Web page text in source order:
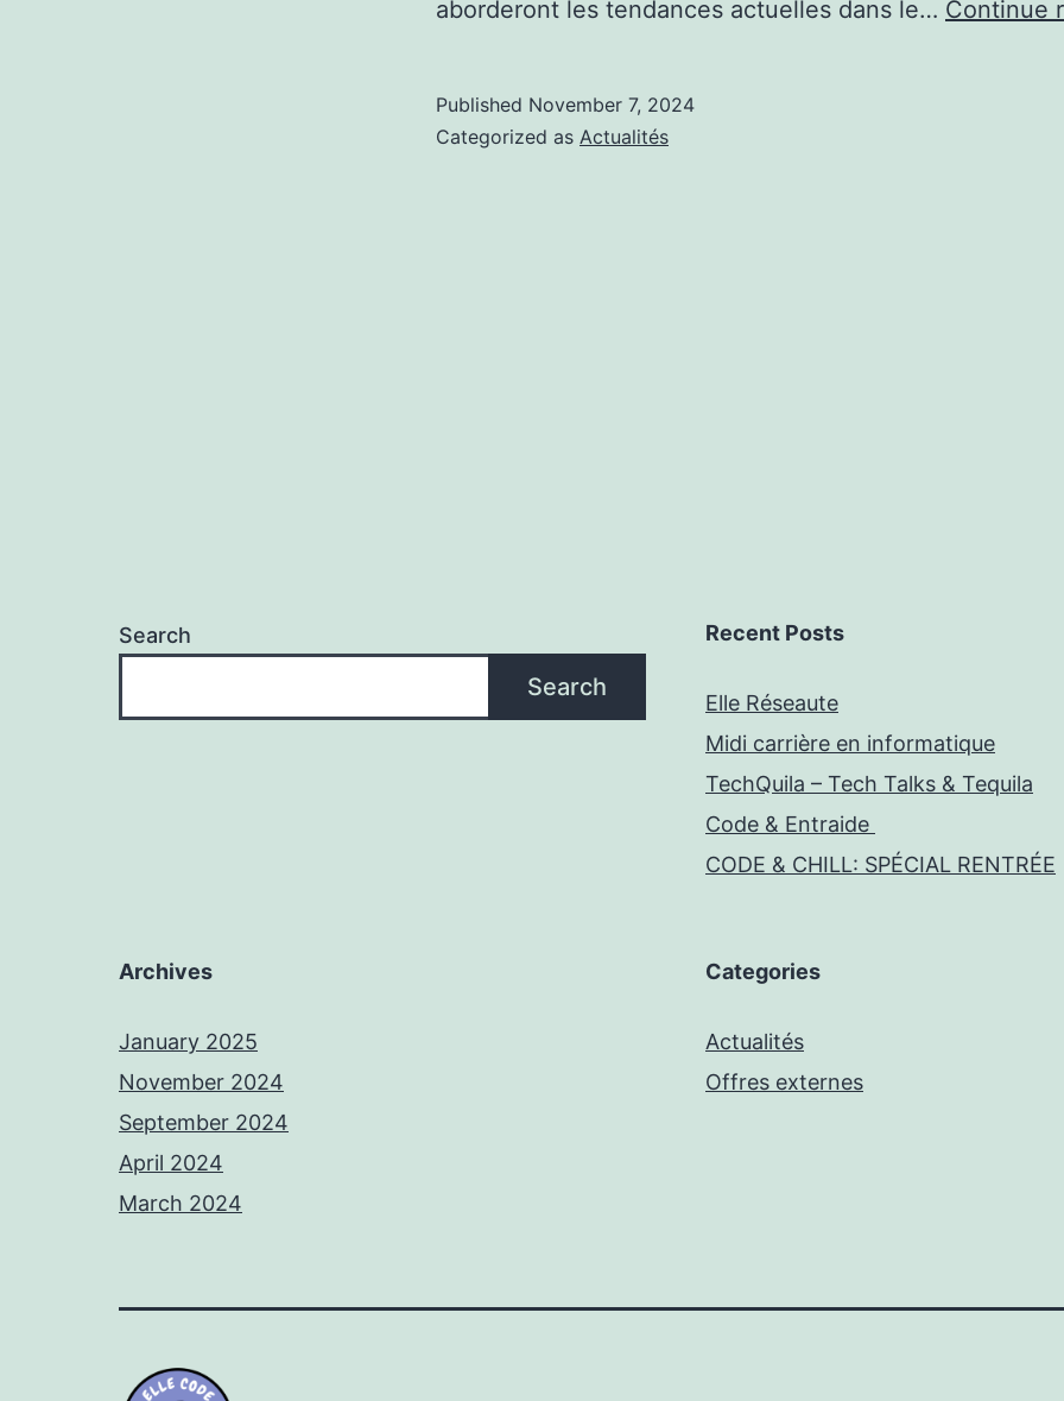
aborderont les tendances actuelles dans le… Continue
Published November 7, 2024
Categorized as Actualités
Search
Search
Recent Posts
Elle Réseaute
Midi carrière en informatique
TechQuila – Tech Talks & Tequila
Code & Entraide
CODE & CHILL: SPÉCIAL RENTRÉE
Archives
January 2025
November 2024
September 2024
April 2024
March 2024
Categories
Actualités
Offres externes